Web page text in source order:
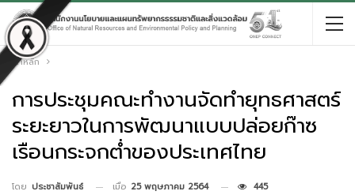
หน้าหลัก
การประชุมคณะทํางานจัดทํายุทธศาสตร์
ระยะยาวในการพัฒนาแบบปล่อยก๊าซ
เรือนกระจกต่ำของประเทศไทย
โดย ประชาสัมพันธ์ เมื่อ 25 พฤษภาคม 2564 445